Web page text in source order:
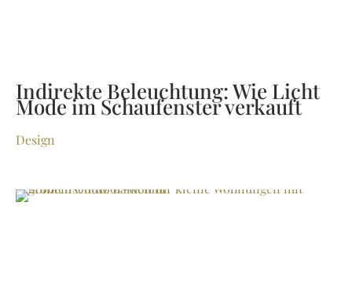
Indirekte Beleuchtung: Wie Licht
Mode im Schaufenster verkauft
Design